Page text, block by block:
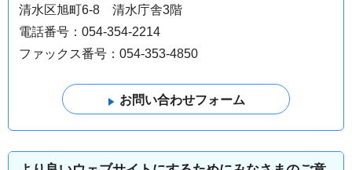
清水区旭町6-8 清水庁舎3階
電話番号：054-354-2214
ファックス番号：054-353-4850